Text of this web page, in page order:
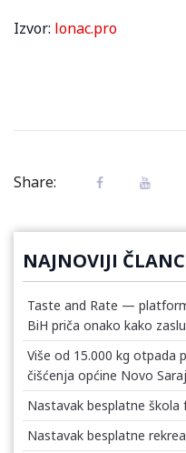
Izvor: lonac.pro
Share:
NAJNOVIJI
Taste and Rate —
BiH priča onako kako
Više od 15.000 kg otpada
čišćenja općine Novo
Nastavak besplatne škola
Nastavak besplatne